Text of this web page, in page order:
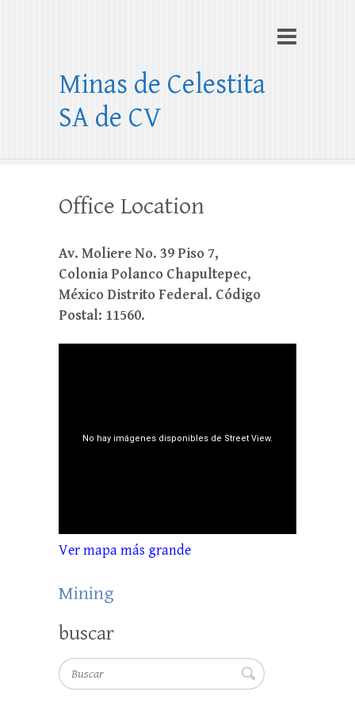
Minas de Celestita
SA de CV
Office Location
Av. Moliere No. 39 Piso 7,
Colonia Polanco Chapultepec,
México Distrito Federal. Código
Postal: 11560.
Ver mapa más grande
Mining
buscar
Buscar